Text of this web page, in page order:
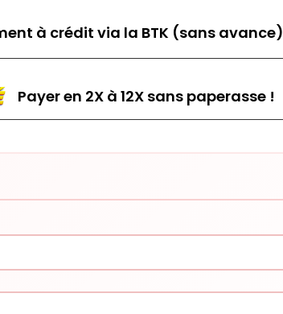
à crédit via la BTK (sans avance)
Payer en 2X à 12X sans paperasse !